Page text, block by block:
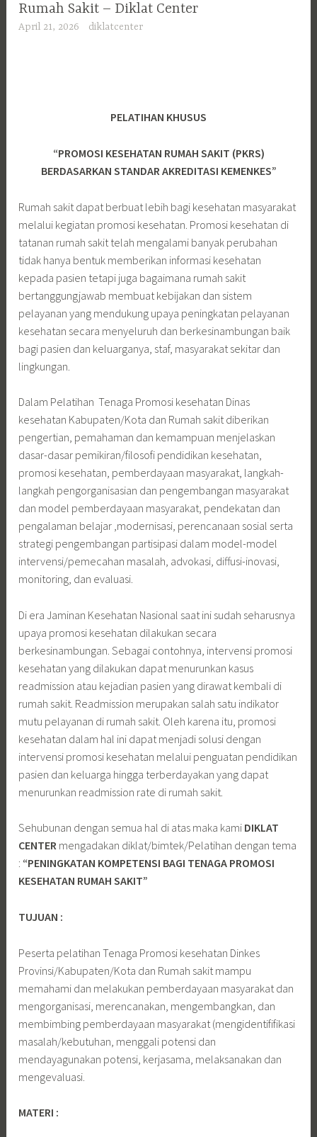
Rumah Sakit – Diklat Center
April 21, 2026 diklatcenter
PELATIHAN KHUSUS
“PROMOSI KESEHATAN RUMAH SAKIT (PKRS)
BERDASARKAN STANDAR AKREDITASI KEMENKES”
Rumah sakit dapat berbuat lebih bagi kesehatan masyarakat
melalui kegiatan promosi kesehatan. Promosi kesehatan di
tatanan rumah sakit telah mengalami banyak perubahan
tidak hanya bentuk memberikan informasi kesehatan
kepada pasien tetapi juga bagaimana rumah sakit
bertanggungjawab membuat kebijakan dan sistem
pelayanan yang mendukung upaya peningkatan pelayanan
kesehatan secara menyeluruh dan berkesinambungan baik
bagi pasien dan keluarganya, staf, masyarakat sekitar dan
lingkungan.
Dalam Pelatihan Tenaga Promosi kesehatan Dinas
kesehatan Kabupaten/Kota dan Rumah sakit diberikan
pengertian, pemahaman dan kemampuan menjelaskan
dasar-dasar pemikiran/filosofi pendidikan kesehatan,
promosi kesehatan, pemberdayaan masyarakat, langkah-
langkah pengorganisasian dan pengembangan masyarakat
dan model pemberdayaan masyarakat, pendekatan dan
pengalaman belajar ,modernisasi, perencanaan sosial serta
strategi pengembangan partisipasi dalam model-model
intervensi/pemecahan masalah, advokasi, diffusi-inovasi,
monitoring, dan evaluasi.
Di era Jaminan Kesehatan Nasional saat ini sudah seharusnya
upaya promosi kesehatan dilakukan secara
berkesinambungan. Sebagai contohnya, intervensi promosi
kesehatan yang dilakukan dapat menurunkan kasus
readmission atau kejadian pasien yang dirawat kembali di
rumah sakit. Readmission merupakan salah satu indikator
mutu pelayanan di rumah sakit. Oleh karena itu, promosi
kesehatan dalam hal ini dapat menjadi solusi dengan
intervensi promosi kesehatan melalui penguatan pendidikan
pasien dan keluarga hingga terberdayakan yang dapat
menurunkan readmission rate di rumah sakit.
Sehubunan dengan semua hal di atas maka kami DIKLAT
CENTER mengadakan diklat/bimtek/Pelatihan dengan tema
: “PENINGKATAN KOMPETENSI BAGI TENAGA PROMOSI
KESEHATAN RUMAH SAKIT”
TUJUAN :
Peserta pelatihan Tenaga Promosi kesehatan Dinkes
Provinsi/Kabupaten/Kota dan Rumah sakit mampu
memahami dan melakukan pemberdayaan masyarakat dan
mengorganisasi, merencanakan, mengembangkan, dan
membimbing pemberdayaan masyarakat (mengidentififikasi
masalah/kebutuhan, menggali potensi dan
mendayagunakan potensi, kerjasama, melaksanakan dan
mengevaluasi.
MATERI :